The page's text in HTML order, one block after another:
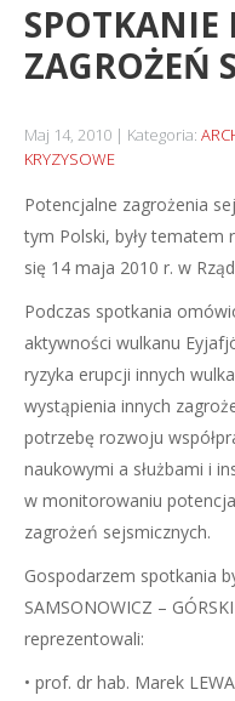
SPOTKANIE
ZAGROŻEŃ
Maj 14, 2010 Kategoria:
KRYZYSOWE
Potencjalne zagrożenia
tym Polski, były tematem
się 14 maja 2010 r. w
Podczas spotkania
aktywności wulkanu
ryzyka erupcji innych
wystąpienia innych
potrzebę rozwoju
naukowymi a służbami i
w monitorowaniu
zagrożeń sejsmicznych.
Gospodarzem spotkania
SAMSONOWICZ –
reprezentowali:
• prof. dr hab. Marek